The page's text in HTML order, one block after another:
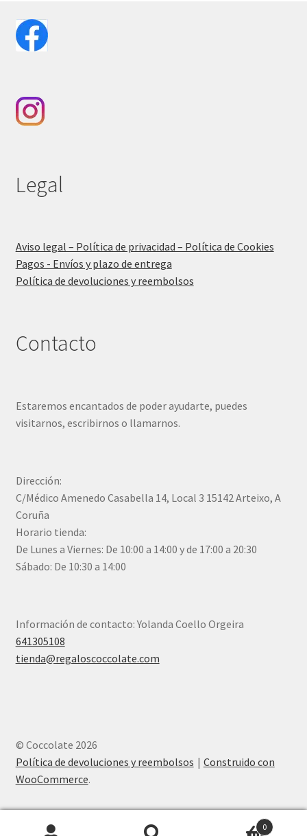
Legal
Aviso legal – Política de privacidad – Política de Cookies
Pagos - Envíos y plazo de entrega
Política de devoluciones y reembolsos
Contacto
Estaremos encantados de poder ayudarte, puedes
visitarnos, escribirnos o llamarnos.
Dirección:
C/Médico Amenedo Casabella 14, Local 3 15142 Arteixo, A
Coruña
Horario tienda:
De Lunes a Viernes: De 10:00 a 14:00 y de 17:00 a 20:30
Sábado: De 10:30 a 14:00
Información de contacto: Yolanda Coello Orgeira
641305108
tienda@regaloscoccolate.com
© Coccolate 2026
Política de devoluciones y reembolsos
Construido con
WooCommerce.
0